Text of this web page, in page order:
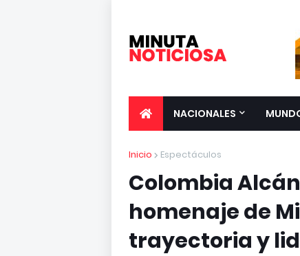
NACIONALES
Inicio Espectáculos
Colombia
homenaje de
trayectoria y